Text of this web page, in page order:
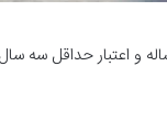
و اعتبار حداقل سه